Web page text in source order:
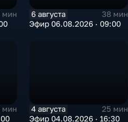
мин
6 августа
38 мин
Эфир 06.08.2026 · 09:00
мин
4 августа
25 мин
Эфир 04.08.2026 · 16:30